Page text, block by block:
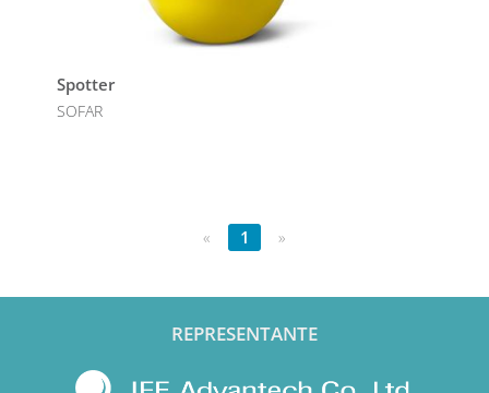
Spotter
SOFAR
« 1 »
REPRESENTANTE